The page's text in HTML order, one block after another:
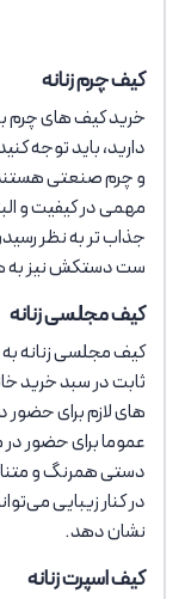
کیف چرم زنانه
خرید کیف های چرم
دارید، باید توجه
و چرم صنعتی
مهمی در کیفیت و
جذاب تر به نظر
ست دستکش نیز به
کیف مجلسی زنانه
کیف مجلسی زنانه
ثابت در سبد خرید
های لازم برای
عموما برای حضور
دستی همرنگ و
در کنار زیبایی
نشان دهد.
کیف اسپرت زنانه